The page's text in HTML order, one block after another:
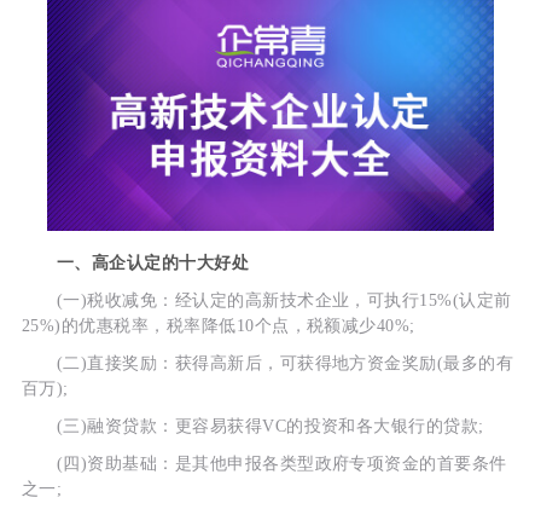
一、高企认定的十大好处
(一)税收减免：经认定的高新技术企业，可执行15%(认定前
25%)的优惠税率，税率降低10个点，税额减少40%;
(二)直接奖励：获得高新后，可获得地方资金奖励(最多的有
百万);
(三)融资贷款：更容易获得VC的投资和各大银行的贷款;
(四)资助基础：是其他申报各类型政府专项资金的首要条件
之一;